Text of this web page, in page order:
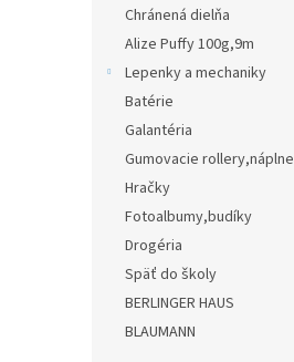
Chránená dielňa
Alize Puffy 100g,9m
Lepenky a mechaniky
Batérie
Galantéria
Gumovacie rollery,náplne
Hračky
Fotoalbumy,budíky
Drogéria
Späť do školy
BERLINGER HAUS
BLAUMANN